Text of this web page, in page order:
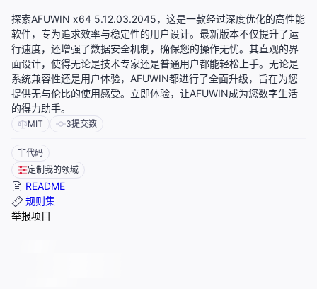
探索AFUWIN x64 5.12.03.2045，这是一款经过深度优化的高性能
软件，专为追求效率与稳定性的用户设计。最新版本不仅提升了运
行速度，还增强了数据安全机制，确保您的操作无忧。其直观的界
面设计，使得无论是技术专家还是普通用户都能轻松上手。无论是
系统兼容性还是用户体验，AFUWIN都进行了全面升级，旨在为您
提供无与伦比的使用感受。立即体验，让AFUWIN成为您数字生活
的得力助手。
MIT 3提交数
非代码
定制我的领域
README
规则集
举报项目